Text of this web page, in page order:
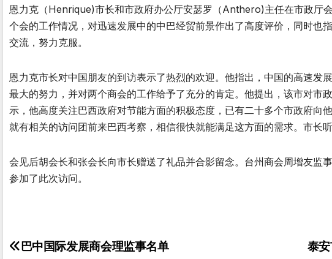
恩力克（Henrique)市长和市政府办公厅安瑟罗（Anthero)主任在市政厅
个会的工作情况，对迅速发展中的中巴经贸前景作出了高度评价，同时也
交流，努力克服。
恩力克市长对中国朋友的到访表示了热烈的欢迎。他指出，中国的高速发
最大的努力，并对两个商会的工作给予了充分的肯定。他提出，该市对市
示，他高度关注巴西政府对节能方面的积极态度，已有二十多个市政府向
就有相关的访问团前来巴西考察，相信很快就能满足这方面的需求。市长
会见后胡会长和张会长向市长赠送了礼品并合影留念。台州商会周增友监
参加了此次访问。
文 泰
巴中国际发展商会理监事名单